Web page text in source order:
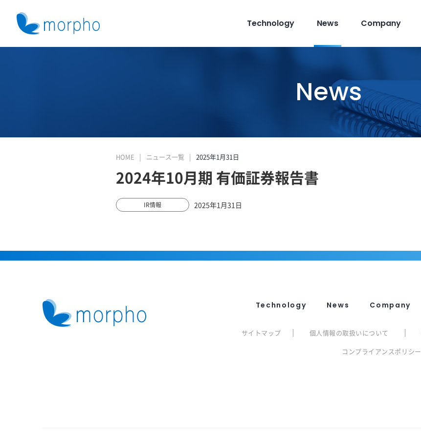
Technology News Company
News
HOME ニュース一覧 2025年1月31日
2024年10月期 有価証券報告書
IR情報 2025年1月31日
Technology News Company
サイトマップ 個人情報の取扱いについて
コンプライアンスポリシー